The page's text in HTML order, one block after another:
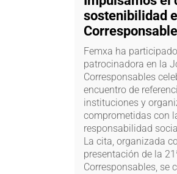
sostenibilidad
Femxa ha
patrocinadora en la
Corresponsables
encuentro de
instituciones y
comprometidas con
responsabilidad
La cita, organizada
presentación de la
Corresponsables, se